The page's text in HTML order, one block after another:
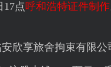
17点呼和浩特证件制作
享旅舍拘束有限公